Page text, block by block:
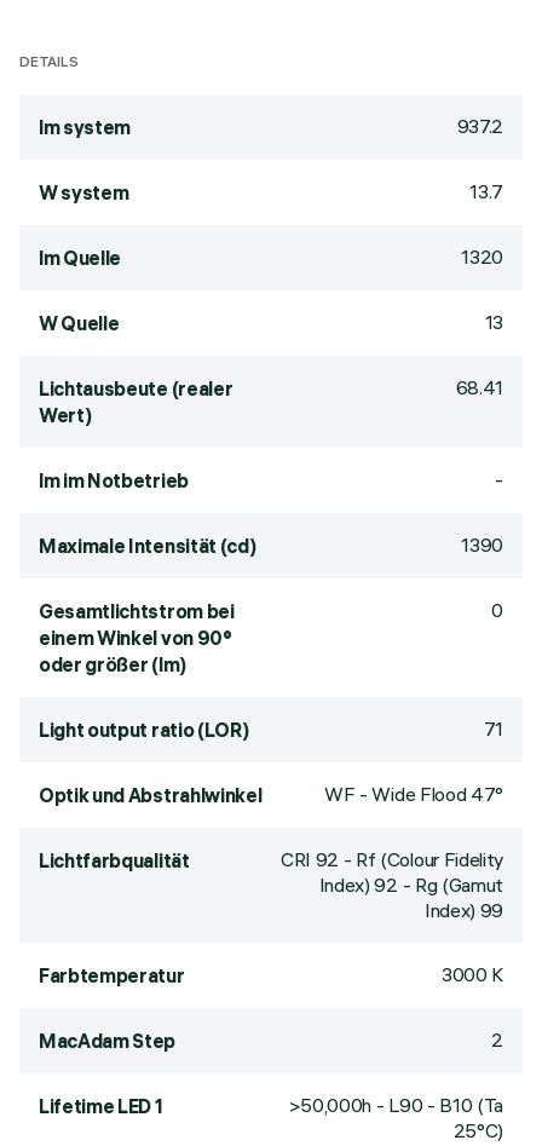
DETAILS
lm system 937.2
W system 13.7
lm Quelle 1320
W Quelle 13
Lichtausbeute (realer
Wert)
68.41
lm im Notbetrieb -
Maximale Intensität (cd) 1390
Gesamtlichtstrom bei
einem Winkel von 90°
oder größer (lm)
0
Light output ratio (LOR) 71
Optik und Abstrahlwinkel WF - Wide Flood 47°
Lichtfarbqualität CRI 92 - Rf (Colour Fidelity
Index) 92 - Rg (Gamut
Index) 99
Farbtemperatur 3000 K
MacAdam Step 2
Lifetime LED 1
>50,000h - L90 - B10 (Ta
25°C)